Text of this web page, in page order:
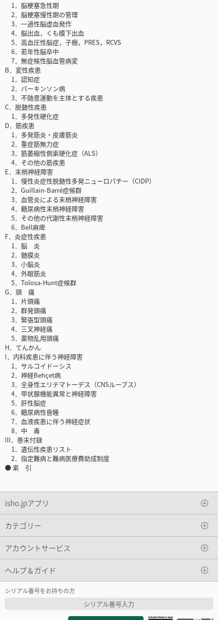
1．脳梗塞急性期
2．脳梗塞慢性期の管理
3．一過性脳虚血発作
4．脳出血，くも膜下出血
5．高血圧性脳症，子癇，PRES，RCVS
6．若年性脳卒中
7．無症候性脳血管病変
B．変性疾患
1．認知症
2．パーキンソン病
3．不随意運動を主体とする疾患
C．脱髄性疾患
1．多発性硬化症
D．筋疾患
1．多発筋炎・皮膚筋炎
2．重症筋無力症
3．筋萎縮性側索硬化症（ALS）
4．その他の筋疾患
E．末梢神経障害
1．慢性炎症性脱髄性多発ニューロパチー（CIDP）
2．Guillain-Barré症候群
3．血管炎による末梢神経障害
4．糖尿病性末梢神経障害
5．その他の代謝性末梢神経障害
6．Bell麻痺
F．炎症性疾患
1．脳 炎
2．髄膜炎
3．小脳炎
4．外眼筋炎
5．Tolosa-Hunt症候群
G．頭 痛
1．片頭痛
2．群発頭痛
3．緊張型頭痛
4．三叉神経痛
5．薬物乱用頭痛
H．てんかん
I．内科疾患に伴う神経障害
1．サルコイドーシス
2．神経Behçet病
3．全身性エリテマトーデス（CNSループス）
4．甲状腺機能異常と神経障害
5．肝性脳症
6．糖尿病性昏睡
7．血液疾患に伴う神経症状
8．中 毒
III．巻末付録
1．遺伝性疾患リスト
2．指定難病と難病医療費助成制度
● 索 引
isho.jpアプリ
カテゴリー
アカウントサービス
ヘルプ＆ガイド
シリアル番号をお持ちの方
シリアル番号入力